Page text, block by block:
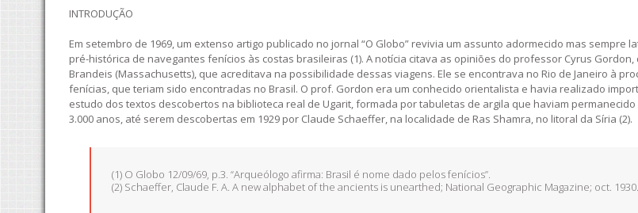
INTRODUÇÃO
Em setembro de 1969, um extenso artigo publicado no jornal “O Globo” revivia um assunto adormecido mas sempre
pré-histórica de navegantes fenícios às costas brasileiras (1). A notícia citava as opiniões do professor Cyrus
Brandeis (Massachusetts), que acreditava na possibilidade dessas viagens. Ele se encontrava no Rio de Janeiro à
fenícias, que teriam sido encontradas no Brasil. O prof. Gordon era um conhecido orientalista e havia realizado
estudo dos textos descobertos na biblioteca real de Ugarit, formada por tabuletas de argila que haviam
3.000 anos, até serem descobertas em 1929 por Claude Schaeffer, na localidade de Ras Shamra, no litoral da Síria (2).
(1) O Globo 12/09/69, p.3. “Arqueólogo afirma: Brasil é nome dado pelos fenícios”.
(2) Schaeffer, Claude F. A. A new alphabet of the ancients is unearthed; National Geographic Magazine; oct. 1930.